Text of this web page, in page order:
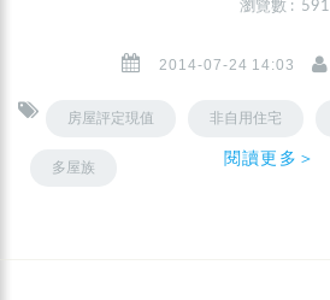
瀏覽數 : 591
2014-07-24 14:03
房屋評定現值 非自用住宅
多屋族 閱讀更多＞